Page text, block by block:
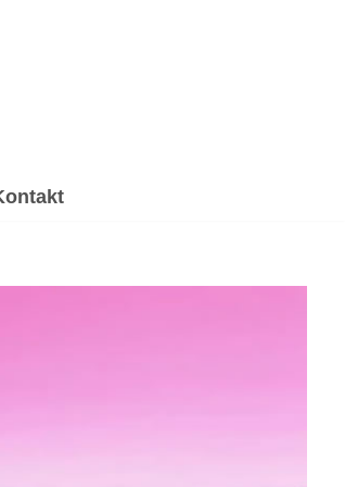
Beratung,
Beratung und ✔️ Spirituelles
meinen Kanälen ✉.